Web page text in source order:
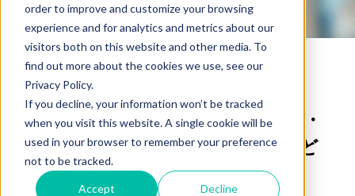
order to improve and customize your browsing
experience and for analytics and metrics about our
visitors both on this website and other media. To
find out more about the cookies we use, see our
Privacy Policy.
If you decline, your information won’t be tracked
when you visit this website. A single cookie will be
used in your browser to remember your preference
not to be tracked.
Accept Decline
ブログ
BLOG
データサイロとは ─ 営業・マーケ・
ITが分断されているとビジネスにど
う影響するか